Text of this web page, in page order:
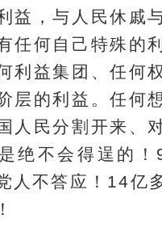
益，与人民休戚
任何自己特殊的
利益集团、任何
层的利益。任何
人民分割开来、
绝不会得逞的！
人不答应！14亿